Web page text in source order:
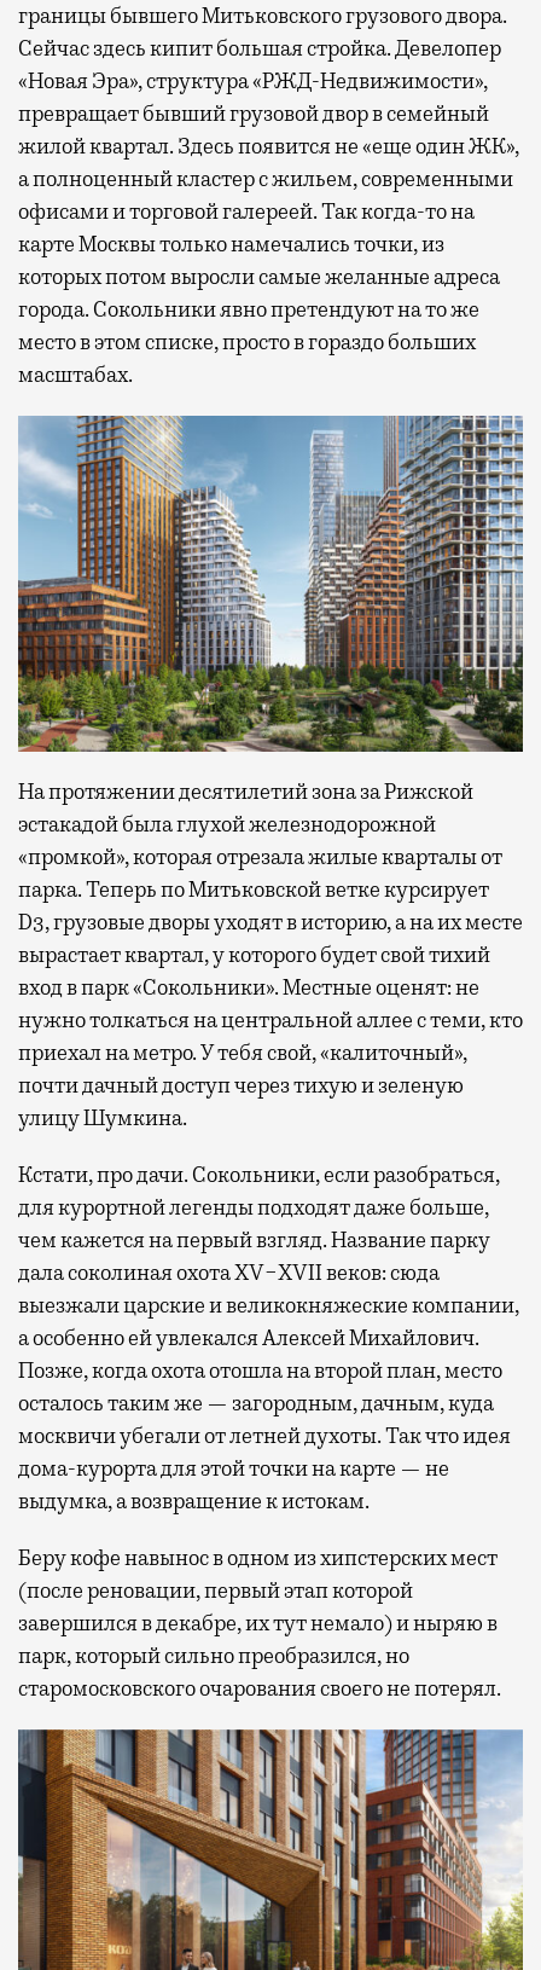
границы бывшего Митьковского грузового двора.
Сейчас здесь кипит большая стройка. Девелопер
«Новая Эра», структура «РЖД-Недвижимости»,
превращает бывший грузовой двор в семейный
жилой квартал. Здесь появится не «еще один ЖК»,
а полноценный кластер с жильем, современными
офисами и торговой галереей. Так когда-то на
карте Москвы только намечались точки, из
которых потом выросли самые желанные адреса
города. Сокольники явно претендуют на то же
место в этом списке, просто в гораздо больших
масштабах.
На протяжении десятилетий зона за Рижской
эстакадой была глухой железнодорожной
«промкой», которая отрезала жилые кварталы от
парка. Теперь по Митьковской ветке курсирует
D3, грузовые дворы уходят в историю, а на их месте
вырастает квартал, у которого будет свой тихий
вход в парк «Сокольники». Местные оценят: не
нужно толкаться на центральной аллее с теми, кто
приехал на метро. У тебя свой, «калиточный»,
почти дачный доступ через тихую и зеленую
улицу Шумкина.
Кстати, про дачи. Сокольники, если разобраться,
для курортной легенды подходят даже больше,
чем кажется на первый взгляд. Название парку
дала соколиная охота XV−XVII веков: сюда
выезжали царские и великокняжеские компании,
а особенно ей увлекался Алексей Михайлович.
Позже, когда охота отошла на второй план, место
осталось таким же — загородным, дачным, куда
москвичи убегали от летней духоты. Так что идея
дома-курорта для этой точки на карте — не
выдумка, а возвращение к истокам.
Беру кофе навынос в одном из хипстерских мест
(после реновации, первый этап которой
завершился в декабре, их тут немало) и ныряю в
парк, который сильно преобразился, но
старомосковского очарования своего не потерял.